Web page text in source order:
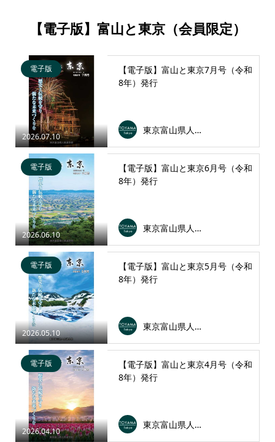
【電子版】富山と東京（会員限定）
2026.07.10
電子版
【電子版】富山と東京7月号（令和
8年）発行
東京富山県人会連合会
2026.06.10
電子版
【電子版】富山と東京6月号（令和
8年）発行
東京富山県人会連合会
2026.05.10
電子版
【電子版】富山と東京5月号（令和
8年）発行
東京富山県人会連合会
2026.04.10
電子版
【電子版】富山と東京4月号（令和
8年）発行
東京富山県人会連合会